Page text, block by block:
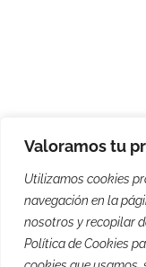
Valoramos tu
Utilizamos cookies
navegación en la
nosotros y recopilar
Política de Cookies